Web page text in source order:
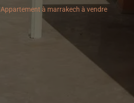
Appartement à marrakech à vendre